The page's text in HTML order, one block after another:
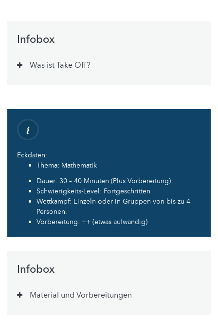
Infobox
Was ist Take Off?
Eckdaten:
Thema: Mathematik
Dauer: 30 – 40 Minuten (Plus Vorbereitung)
Schwierigkeits-Level: Fortgeschritten
Wettkampf: Einzeln oder in Gruppen von bis zu 4
Personen.
Vorbereitung: ++ (etwas aufwändig)
Infobox
Material und Vorbereitungen